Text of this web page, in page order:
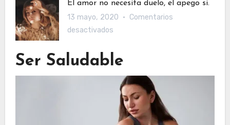
no
debes
permitir.
tóxicas
de
una
que
terminando
El amor no necesita duelo, el apego si.
13 mayo, 2020
Comentarios
desactivadosen
no
necesita
duelo,
apego
Ser Saludable